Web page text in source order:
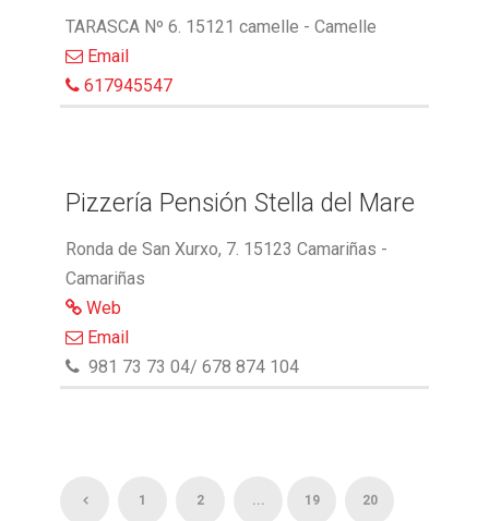
TARASCA Nº 6. 15121 camelle - Camelle
Email
617945547
Pizzería Pensión Stella del Mare
Ronda de San Xurxo, 7. 15123 Camariñas -
Camariñas
Web
Email
981 73 73 04/ 678 874 104
1 2 ... 19 20